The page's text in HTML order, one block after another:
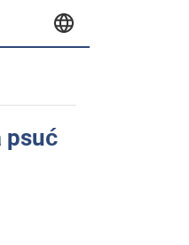
psuć